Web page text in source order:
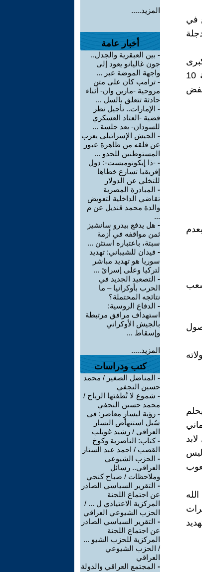
في
للصادرات التركية وللشركات الإنشائية التركية، تتجاوز حجم الصادرات التركية 10
المزيد.....
أخبار عامة
- بين العبقرية والجدل..
جون غاليانو يعود إلى
واجهة الموضة عبر ...
- ترامب كان على متن
مروحية -مارين وان- أثناء
حادثة تتعلق بالسل ...
- الإمارات.. تأجيل نظر
قضية -العتاد العسكري
للسودان- بعد جلسة ...
- الجيش الإسرائيلي يعرب
عن قلقه من ظاهرة عبور
المستوطنين للحدو ...
- -ذا إيكونوميست-: دول
إفريقيا تسارع خطاها
للتخلي عن الدولار
- المبادرة المصرية
تقاضي الداخلية لتعويض
والدة محمد قنديل عن م
...
- هل يدفع بيدرو سانشيز
ثمن مواقفه في أزمة
سبتة، باعتباره استثن ...
- فيدان للشيباني: تهديد
سوريا هو تهديد مباشر
لتركيا وعلى إسرائ ...
- التصعيد الجديد في
الحرب بأوكرانيا – ما
نتائجه المحتملة؟
- الدفاع الروسية:
استهداف مرافق مرتبطة
بالجيش الأوكراني
وإسقاط ...
المزيد.....
كتب ودراسات
- المناضل الصغير / محمد
حسين النجفي
- شموع لا تُطفئها الرياح /
محمد حسين النجفي
- رؤية ليسارٍ معاصر: في
سُبل استنهاض اليسار
العراقي / رشيد غويلب
-كتاب: الناصرية وكوخ
القصب / احمد عبد الستار
- الحزب الشيوعي
العراقي.. رسائل
وملاحظات / صباح كنجي
- التقرير السياسي الصادر
عن اجتماع اللجنة
المركزية الاعتيادي ل ... /
الحزب الشيوعي العراقي
- التقرير السياسي الصادر
عن اجتماع اللجنة
المركزية للحزب الشيو ...
/ الحزب الشيوعي
العراقي
- المجتمع العراقي والدولة